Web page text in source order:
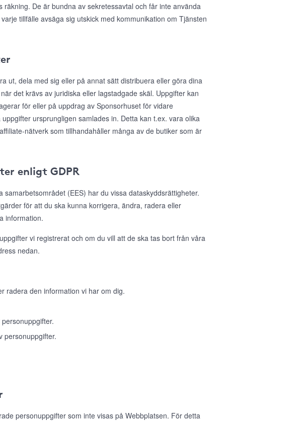
De är bundna av sekretessavtal och får inte använda
tillfälle avsäga sig utskick med kommunikation om Tjänsten
ut, dela med sig eller på annat sätt distribuera eller göra dina
det krävs av juridiska eller lagstadgade skäl. Uppgifter kan
för eller på uppdrag av Sponsorhuset för vidare
ursprungligen samlades in. Detta kan t.ex. vara olika
nätverk som tillhandahåller många av de butiker som är
enligt GDPR
(EES) har du vissa dataskyddsrättigheter.
för att du ska kunna korrigera, ändra, radera eller
information.
vi registrerat och om du vill att de ska tas bort från våra
nedan.
radera den information vi har om dig.
personuppgifter.
personuppgifter som inte visas på Webbplatsen. För detta